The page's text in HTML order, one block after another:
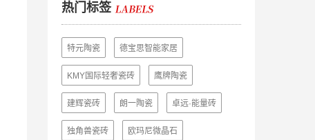
热门标签
特元陶瓷 德宝思智能家居
KMY国际轻奢瓷砖 鹰牌陶瓷
建辉瓷砖 朗一陶瓷 卓远·能量砖
独角兽瓷砖 欧玛尼微晶石